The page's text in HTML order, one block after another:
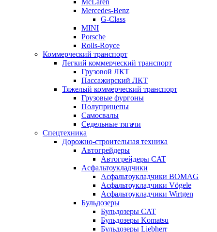
McLaren
Mercedes-Benz
G-Class
MINI
Porsche
Rolls-Royce
Коммерческий транспорт
Легкий коммерческий транспорт
Грузовой ЛКТ
Пассажирский ЛКТ
Тяжелый коммерческий транспорт
Грузовые фургоны
Полуприцепы
Самосвалы
Седельные тягачи
Спецтехника
Дорожно-строительная техника
Автогрейдеры
Автогрейдеры CAT
Асфальтоукладчики
Асфальтоукладчики BOMAG
Асфальтоукладчики Vögele
Асфальтоукладчики Wirtgen
Бульдозеры
Бульдозеры CAT
Бульдозеры Komatsu
Бульдозеры Liebherr